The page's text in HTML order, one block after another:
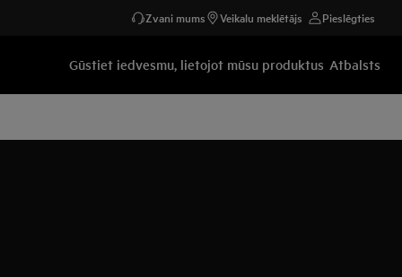
Zvani mums Veikalu meklētājs Pieslēgties
Gūstiet iedvesmu, lietojot mūsu produktus Atbalsts